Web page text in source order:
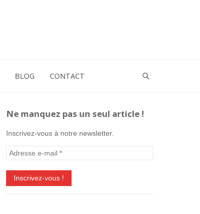
BLOG CONTACT
Ne manquez pas un seul article !
Inscrivez-vous à notre newsletter.